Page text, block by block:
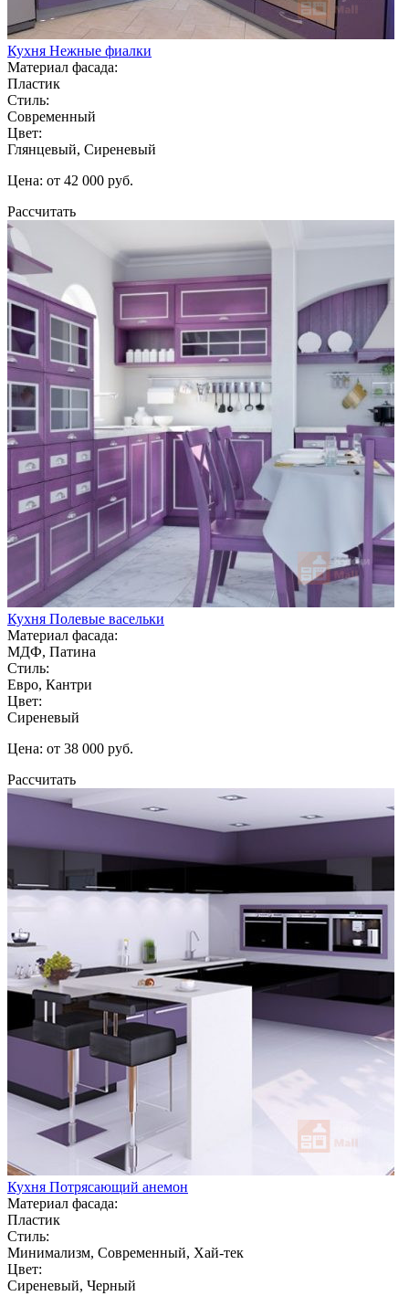
Кухня Нежные фиалки
Материал фасада:
Пластик
Стиль:
Современный
Цвет:
Глянцевый, Сиреневый
Цена: от 42 000 руб.
Рассчитать
Кухня Полевые васельки
Материал фасада:
МДФ, Патина
Стиль:
Евро, Кантри
Цвет:
Сиреневый
Цена: от 38 000 руб.
Рассчитать
Кухня Потрясающий анемон
Материал фасада:
Пластик
Стиль:
Минимализм, Современный, Хай-тек
Цвет:
Сиреневый, Черный